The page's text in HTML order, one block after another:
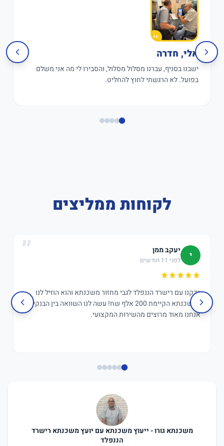
אלי, חדרה
ישבנו בסניף, עברנו מסלול מסלול, והסבירו לי מה אני משלם
בפועל. לא הרגשתי לחוץ להחליט.
לקוחות ממליצים
י יעקב ממן
לפני 11 חודשים
בדקנו עם רישרד הננפלד לגבי מחזור משכנתא והוא הוזיל לנו
במשכנתא הקיימת 200 אלף שח! עשה לנו השוואה בין הבנקים,
אנחנו מאוד מרוצים מהשירות המקצועי.
משכנתא גורו - ייעוץ משכנתא עם יועץ משכנתא רישרד
הננפלד